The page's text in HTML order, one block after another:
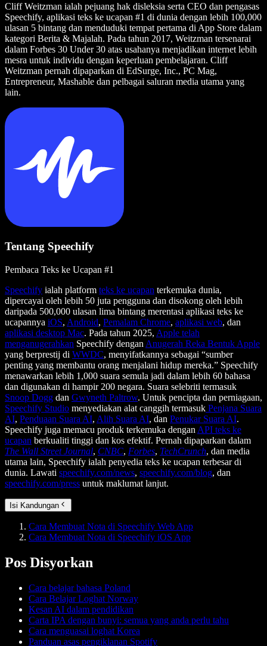
Cliff Weitzman ialah pejuang hak disleksia serta CEO dan pengasas
Speechify, aplikasi teks ke ucapan #1 di dunia dengan lebih 100,000
ulasan 5 bintang dan menduduki tempat pertama di App Store dalam
kategori Berita & Majalah. Pada tahun 2017, Weitzman tersenarai
dalam Forbes 30 Under 30 atas usahanya menjadikan internet lebih
mesra untuk individu dengan keperluan pembelajaran. Cliff
Weitzman pernah dipaparkan di EdSurge, Inc., PC Mag,
Entrepreneur, Mashable dan pelbagai saluran media utama yang
lain.
Tentang Speechify
Pembaca Teks ke Ucapan #1
Speechify ialah platform teks ke ucapan terkemuka dunia,
dipercayai oleh lebih 50 juta pengguna dan disokong oleh lebih
daripada 500,000 ulasan lima bintang merentasi aplikasi teks ke
ucapannya iOS, Android, Pemalam Chrome, aplikasi web, dan
aplikasi desktop Mac. Pada tahun 2025, Apple telah
menganugerahkan Speechify dengan Anugerah Reka Bentuk Apple
yang berprestij di WWDC, menyifatkannya sebagai “sumber
penting yang membantu orang menjalani hidup mereka.” Speechify
menawarkan lebih 1,000 suara semula jadi dalam lebih 60 bahasa
dan digunakan di hampir 200 negara. Suara selebriti termasuk
Snoop Dogg dan Gwyneth Paltrow. Untuk pencipta dan perniagaan,
Speechify Studio menyediakan alat canggih termasuk Penjana Suara
AI, Penduaan Suara AI, Alih Suara AI, dan Penukar Suara AI.
Speechify juga memacu produk terkemuka dengan API teks ke
ucapan berkualiti tinggi dan kos efektif. Pernah dipaparkan dalam
The Wall Street Journal, CNBC, Forbes, TechCrunch, dan media
utama lain, Speechify ialah penyedia teks ke ucapan terbesar di
dunia. Lawati speechify.com/news, speechify.com/blog, dan
speechify.com/press untuk maklumat lanjut.
Isi Kandungan
Cara Membuat Nota di Speechify Web App
Cara Membuat Nota di Speechify iOS App
Pos Disyorkan
Cara belajar bahasa Poland
Cara Belajar Loghat Norway
Kesan AI dalam pendidikan
Carta IPA dengan bunyi: semua yang anda perlu tahu
Cara menguasai loghat Korea
Panduan asas pengiklanan Spotify